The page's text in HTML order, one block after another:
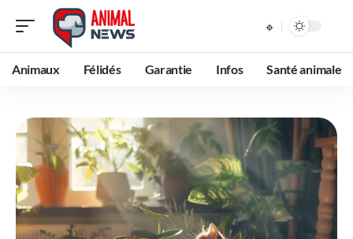
Animaux Félidés Garantie Infos Santé animale